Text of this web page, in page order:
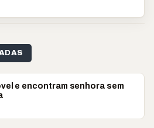
e encontram senhora sem